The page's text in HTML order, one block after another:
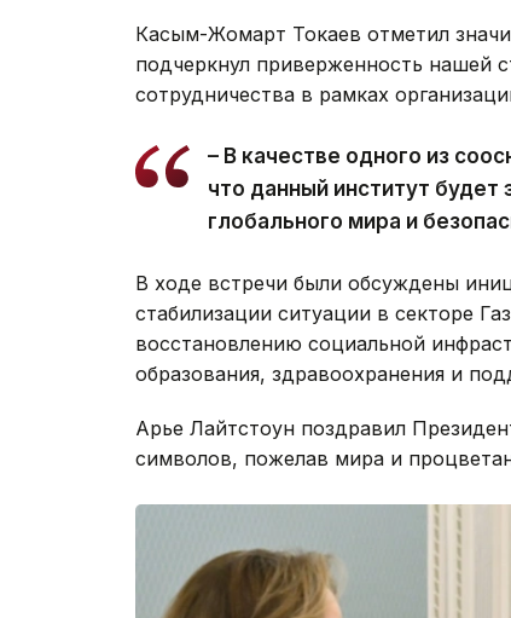
Касым-Жомарт Токаев отметил
подчеркнул приверженность нашей
сотрудничества в рамках
– В качестве одного из
что данный институт
глобального мира и
В ходе встречи были обсуждены
стабилизации ситуации в секторе
восстановлению социальной
образования, здравоохранения и
Арье Лайтстоун поздравил
символов, пожелав мира и